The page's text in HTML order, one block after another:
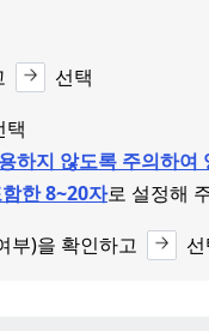
선택
택
하지 않도록 주의하여
한 8~20자로 설정해
부)을 확인하고